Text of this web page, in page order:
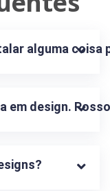
alguma coisa
em design.